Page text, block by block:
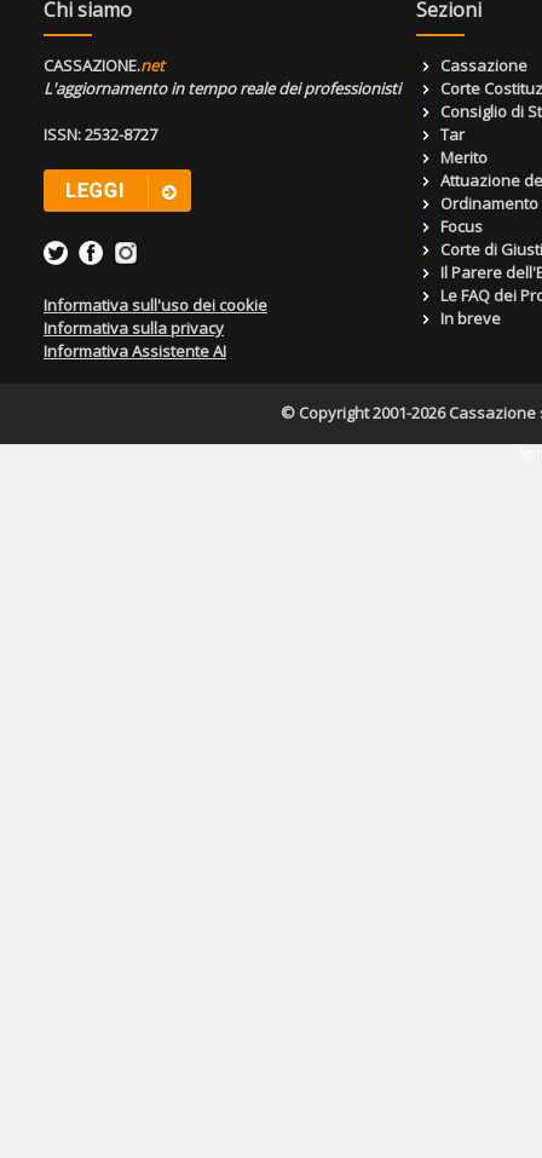
Chi siamo
CASSAZIONE.net
L'aggiornamento in tempo reale dei professionisti
ISSN: 2532-8727
Informativa sull'uso dei cookie
Informativa sulla privacy
Informativa Assistente AI
Sezioni
Cassazione
Corte
Consiglio di
Tar
Merito
Attuazione
Focus
Corte di
Il Parere
Le FAQ dei
In breve
© Copyright 2001-2026 Cassazione